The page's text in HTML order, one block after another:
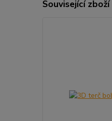
Související zboží